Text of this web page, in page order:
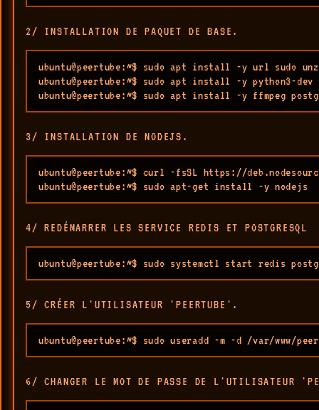
2/ INSTALLATION DE PAQUET DE BASE.
ubuntu@peertube:~$ sudo apt install -y url sudo
ubuntu@peertube:~$ sudo apt install -y python3-
ubuntu@peertube:~$ sudo apt install -y ffmpeg
3/ INSTALLATION DE NODEJS.
ubuntu@peertube:~$ curl -fsSL https://
ubuntu@peertube:~$ sudo apt-get install -y nodejs
4/ REDÉMARRER LES SERVICE REDIS ET POSTGRESQL
ubuntu@peertube:~$ sudo systemctl start redis
5/ CRÉER L'UTILISATEUR 'PEERTUBE'.
ubuntu@peertube:~$ sudo useradd -m -d /var/www/
6/ CHANGER LE MOT DE PASSE DE L'UTILISATEUR